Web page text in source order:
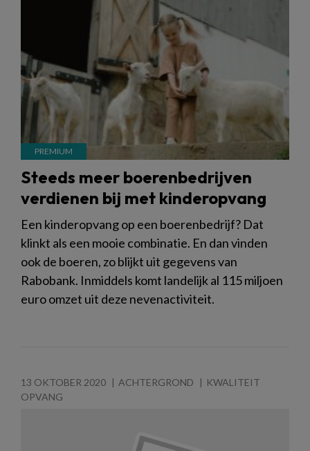
Steeds meer boerenbedrijven
verdienen bij met kinderopvang
Een kinderopvang op een boerenbedrijf? Dat
klinkt als een mooie combinatie. En dan vinden
ook de boeren, zo blijkt uit gegevens van
Rabobank. Inmiddels komt landelijk al 115 miljoen
euro omzet uit deze nevenactiviteit.
13 OKTOBER 2020 ACHTERGROND
KWALITEIT
OPVANG